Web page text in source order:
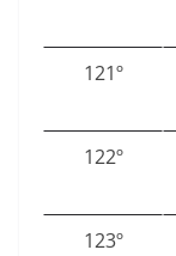
121º
122º
123º